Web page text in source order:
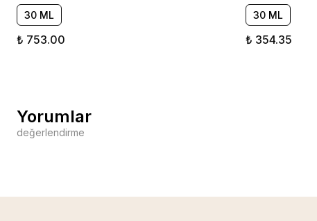
30 ML
₺ 753.00
30 ML
₺ 354.35
Yorumlar
değerlendirme